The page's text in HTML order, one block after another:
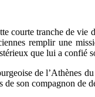
courte tranche de
remplir une
que lui a confié
de l’Athènes
son compagnon de